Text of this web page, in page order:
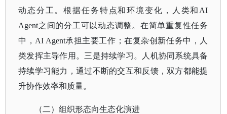
动态分工。根据任务特点和环境变化，人类和AI
Agent之间的分工可以动态调整。在简单重复性任务
中，AI Agent承担主要工作；在复杂创新任务中，人
类发挥主导作用。三是持续学习。人机协同系统具备
持续学习能力，通过不断的交互和反馈，双方都能提
升协作效率和质量。
（二）组织形态向生态化演进